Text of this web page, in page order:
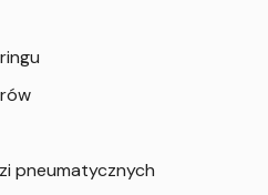
pneumatycznych